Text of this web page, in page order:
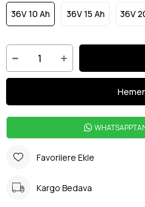
36V 10 Ah 36V 15 Ah 36V
Favorilere Ekle
Kargo Bedava